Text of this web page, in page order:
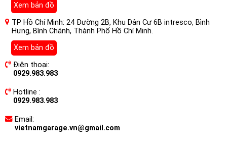
Xem bản đồ
TP Hồ Chí Minh: 24 Đường 2B, Khu Dân Cư 6B intresco, Bình
Hưng, Bình Chánh, Thành Phố Hồ Chí Minh.
Xem bản đồ
Điện thoại:
0929.983.983
Hotline :
0929.983.983
Email:
vietnamgarage.vn@gmail.com